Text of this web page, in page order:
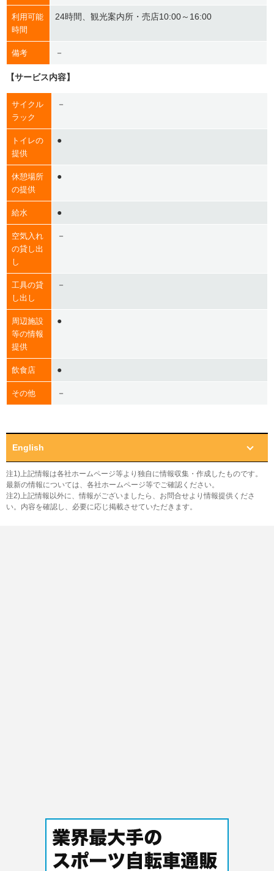
利用可能
時間
24時間、観光案内所・売店10:00～16:00
備考 －
【サービス内容】
サイクル
ラック
－
トイレの
提供
●
休憩場所
の提供
●
給水 ●
空気入れ
の貸し出
し
－
工具の貸
し出し
－
周辺施設
等の情報
提供
●
飲食店 ●
その他 －
English
注1)上記情報は各社ホームページ等より独自に情報収集・作成したものです。
最新の情報については、各社ホームページ等でご確認ください。
注2)上記情報以外に、情報がございましたら、お問合せより情報提供くださ
い。内容を確認し、必要に応じ掲載させていただきます。